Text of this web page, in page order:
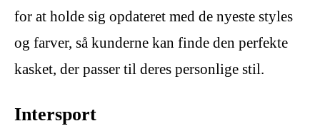
for at holde sig opdateret med de nyeste styles
og farver, så kunderne kan finde den perfekte
kasket, der passer til deres personlige stil.
Intersport